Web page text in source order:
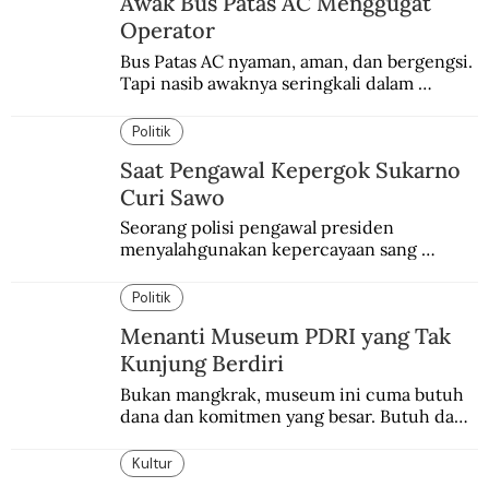
Operator
Bus Patas AC nyaman, aman, dan bergengsi.
Tapi nasib awaknya seringkali dalam
Politik
Saat Pengawal Kepergok Sukarno
Curi Sawo
Seorang polisi pengawal presiden
menyalahgunakan kepercayaan sang
Politik
Menanti Museum PDRI yang Tak
Kunjung Berdiri
Bukan mangkrak, museum ini cuma butuh
dana dan komitmen yang besar. Butuh dana
Kultur